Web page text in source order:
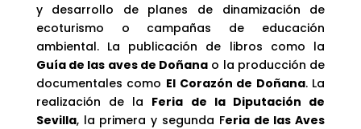
y desarrollo de planes de dinamización de
ecoturismo o campañas de educación
ambiental. La publicación de libros como la
Guía de las aves de Doñana o la producción de
documentales como El Corazón de Doñana. La
realización de la Feria de la Diputación de
Sevilla, la primera y segunda Feria de las Aves